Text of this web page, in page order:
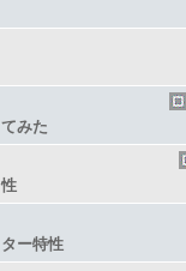
てみた
性
ター特性